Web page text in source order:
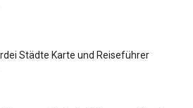
Städte Karte und Reiseführer